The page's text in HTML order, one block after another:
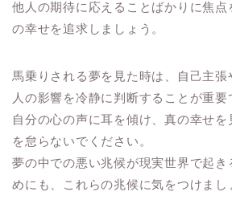
他人の期待に応えることばかりに焦点
の幸せを追求しましょう。
馬乗りされる夢を見た時は、自己主
人の影響を冷静に判断することが重要
自分の心の声に耳を傾け、真の幸せを
を怠らないでください。
夢の中での悪い兆候が現実世界で起き
めにも、これらの兆候に気をつけまし